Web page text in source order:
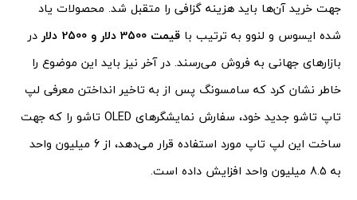
جهت خرید آن‌ها باید هزینه گزافی را متقبل شد. محصولات یاد
شده ایسوس و لنوو به ترتیب با قیمت 3500 دلار و 2500 دلار
در
بازارهای جهانی به فروش می‌رسند. در آخر نیز باید این موضوع را
خاطر نشان کرد که سامسونگ پس از به تاخیر انداختن معرفی لپ
تاپ تاشو جدید خود، سفارش نمایشگرهای OLED تاشو را که جهت
ساخت این لپ تاپ مورد استفاده قرار می‌دهد، از 6 میلیون واحد
به 8.5 میلیون واحد افزایش داده است.